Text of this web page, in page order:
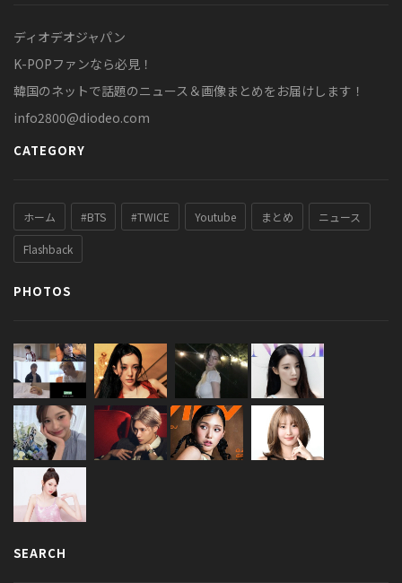
ディオデオジャパン
K-POPファンなら必見！
韓国のネットで話題のニュース＆画像まとめをお届けします！
info2800@diodeo.com
CATEGORY
ホーム #BTS #TWICE Youtube まとめ ニュース
Flashback
PHOTOS
SEARCH